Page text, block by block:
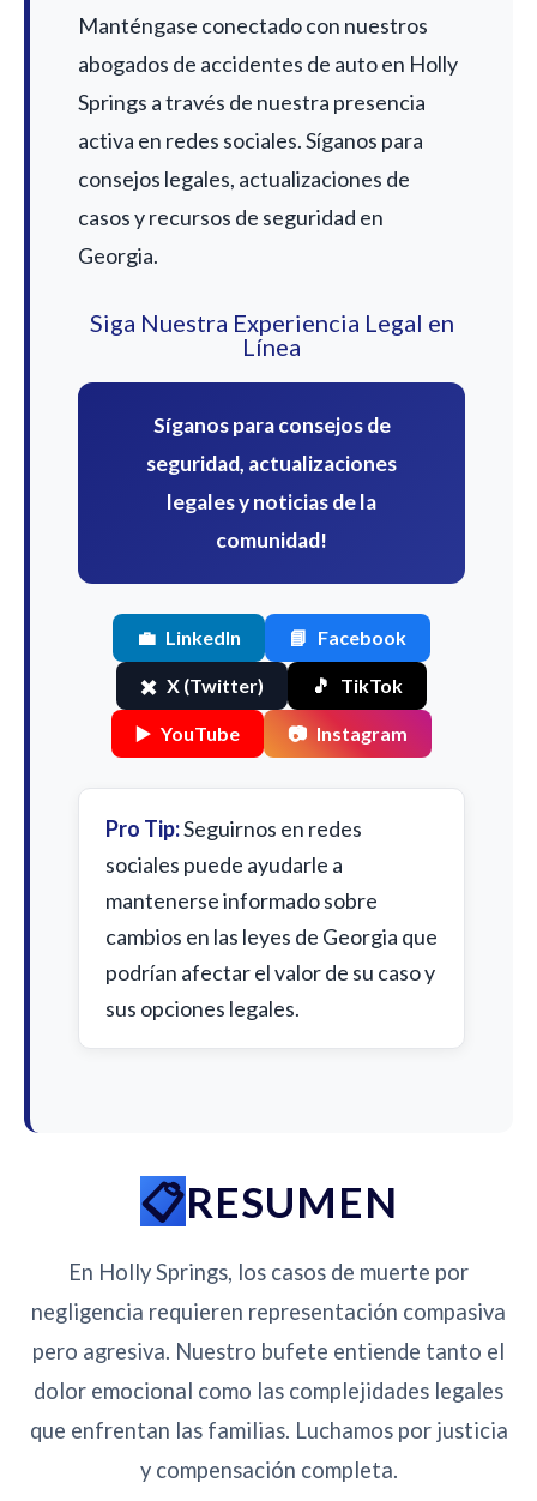
Manténgase conectado con nuestros
abogados de accidentes de auto en Holly
Springs a través de nuestra presencia
activa en redes sociales. Síganos para
consejos legales, actualizaciones de
casos y recursos de seguridad en
Georgia.
Siga Nuestra Experiencia Legal en
Línea
Síganos para consejos de
seguridad, actualizaciones
legales y noticias de la
comunidad!
💼 LinkedIn 📘 Facebook
✖️ X (Twitter) 🎵 TikTok
▶️ YouTube 📷 Instagram
Pro Tip:Seguirnos en redes
sociales puede ayudarle a
mantenerse informado sobre
cambios en las leyes de Georgia que
podrían afectar el valor de su caso y
sus opciones legales.
RESUMEN
En Holly Springs, los casos de muerte por
negligencia requieren representación compasiva
pero agresiva. Nuestro bufete entiende tanto el
dolor emocional como las complejidades legales
que enfrentan las familias. Luchamos por justicia
y compensación completa.